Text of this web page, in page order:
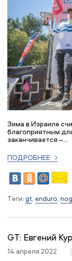
Зима в Израиле
благоприятным
заканчивается –...
ПОДРОБНЕЕ
Теги: gt, enduro,
GT: Евгений
14 апреля 2022